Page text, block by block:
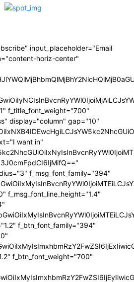
input_placeholder="Email
horiz-center"
f_title_font_weight="700"
display="column" gap="10"
want in"
f_msg_font_family="394"
f_msg_font_line_height="1.4"
f_btn_font_family="394"
f_btn_font_weight="700"